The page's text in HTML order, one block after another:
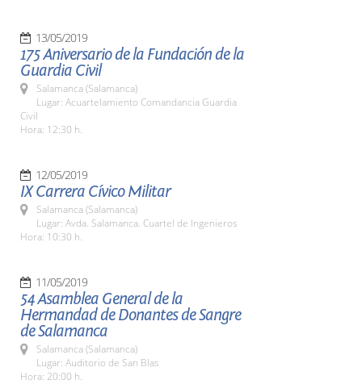
13/05/2019
175 Aniversario de la Fundación de la
Guardia Civil
Salamanca (Salamanca)
Lugar: Acuartelamiento Comandancia Guardia
Civil
Hora: 12:30 h.
12/05/2019
IX Carrera Cívico Militar
Salamanca (Salamanca)
Lugar: Avda. Salamanca. Cuartel de Ingenieros
Hora: 10:30 h.
11/05/2019
54 Asamblea General de la
Hermandad de Donantes de Sangre
de Salamanca
Salamanca (Salamanca)
Lugar: Auditorio de San Blas
Hora: 20:00 h.